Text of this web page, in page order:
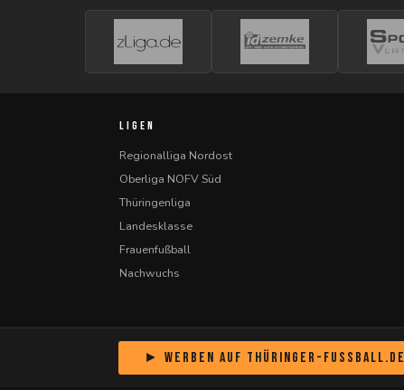
LIGEN
Regionalliga Nordost
Oberliga NOFV Süd
Thüringenliga
Landesklasse
Frauenfußball
Nachwuchs
► Werben auf Thüringer-Fussball.de